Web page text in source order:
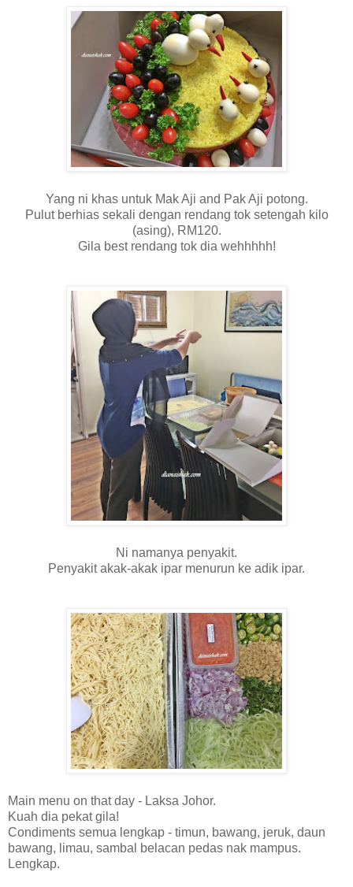
Yang ni khas untuk Mak Aji and Pak Aji potong.
Pulut berhias sekali dengan rendang tok setengah kilo
(asing), RM120.
Gila best rendang tok dia wehhhhh!
Ni namanya penyakit.
Penyakit akak-akak ipar menurun ke adik ipar.
Main menu on that day - Laksa Johor.
Kuah dia pekat gila!
Condiments semua lengkap - timun, bawang, jeruk, daun
bawang, limau, sambal belacan pedas nak mampus.
Lengkap.